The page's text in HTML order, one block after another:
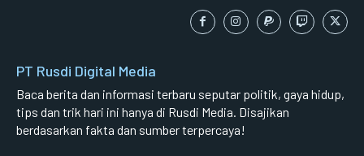
PT Rusdi Digital Media
Baca berita dan informasi terbaru seputar politik, gaya hidup,
tips dan trik hari ini hanya di Rusdi Media. Disajikan
berdasarkan fakta dan sumber terpercaya!